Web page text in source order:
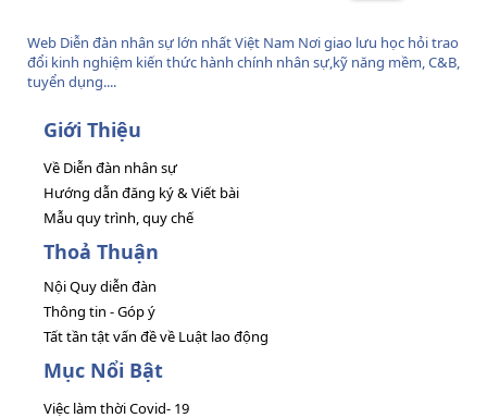
Web Diễn đàn nhân sự lớn nhất Việt Nam Nơi giao lưu học hỏi trao
đổi kinh nghiệm kiến thức hành chính nhân sự,kỹ năng mềm, C&B,
tuyển dụng....
Giới Thiệu
Về Diễn đàn nhân sự
Hướng dẫn đăng ký & Viết bài
Mẫu quy trình, quy chế
Thoả Thuận
Nội Quy diễn đàn
Thông tin - Góp ý
Tất tần tật vấn đề về Luật lao động
Mục Nổi Bật
Việc làm thời Covid- 19